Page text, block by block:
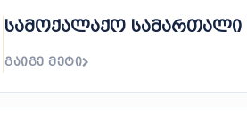
სამოქალაქო სამართალი
ᲒᲐᲘᲒᲔ ᲛᲔᲢᲘ